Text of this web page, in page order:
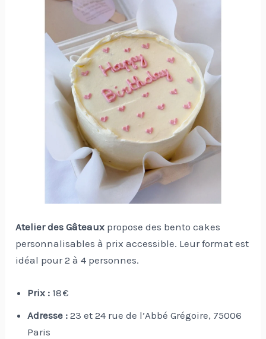
Atelier des Gâteaux propose des bento cakes
personnalisables à prix accessible. Leur format est
idéal pour 2 à 4 personnes.
Prix : 18 €
Adresse : 23 et 24 rue de l’Abbé Grégoire, 75006
Paris